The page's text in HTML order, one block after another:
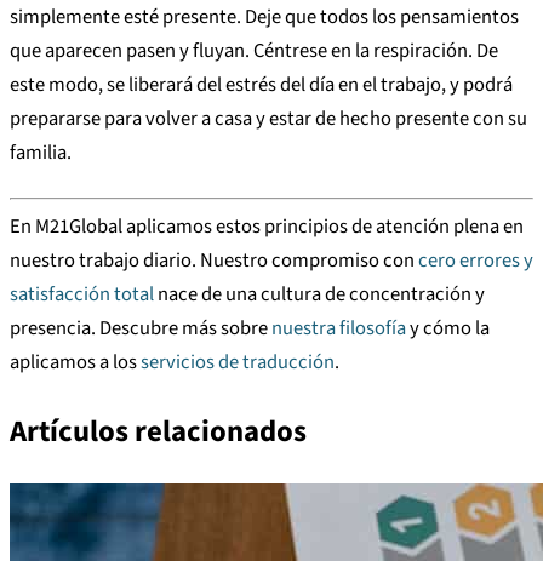
simplemente esté presente. Deje que todos los pensamientos
que aparecen pasen y fluyan. Céntrese en la respiración. De
este modo, se liberará del estrés del día en el trabajo, y podrá
prepararse para volver a casa y estar de hecho presente con su
familia.
En M21Global aplicamos estos principios de atención plena en
nuestro trabajo diario. Nuestro compromiso concero errores y
satisfacción totalnace de una cultura de concentración y
presencia. Descubre más sobrenuestra filosofíay cómo la
aplicamos a losservicios de traducción.
Artículos relacionados